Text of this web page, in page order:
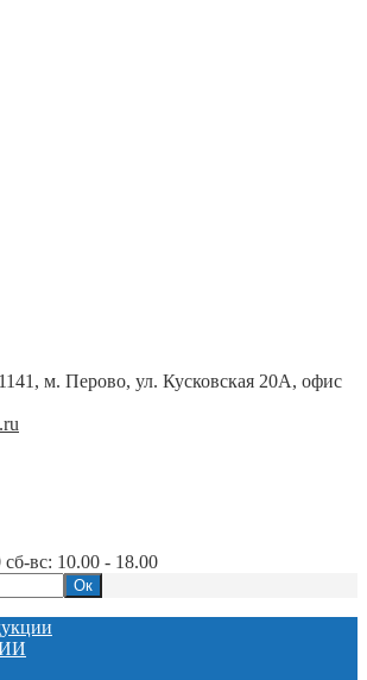
м. Перово, ул. Кусковская 20А, офис
вс: 10.00 - 18.00